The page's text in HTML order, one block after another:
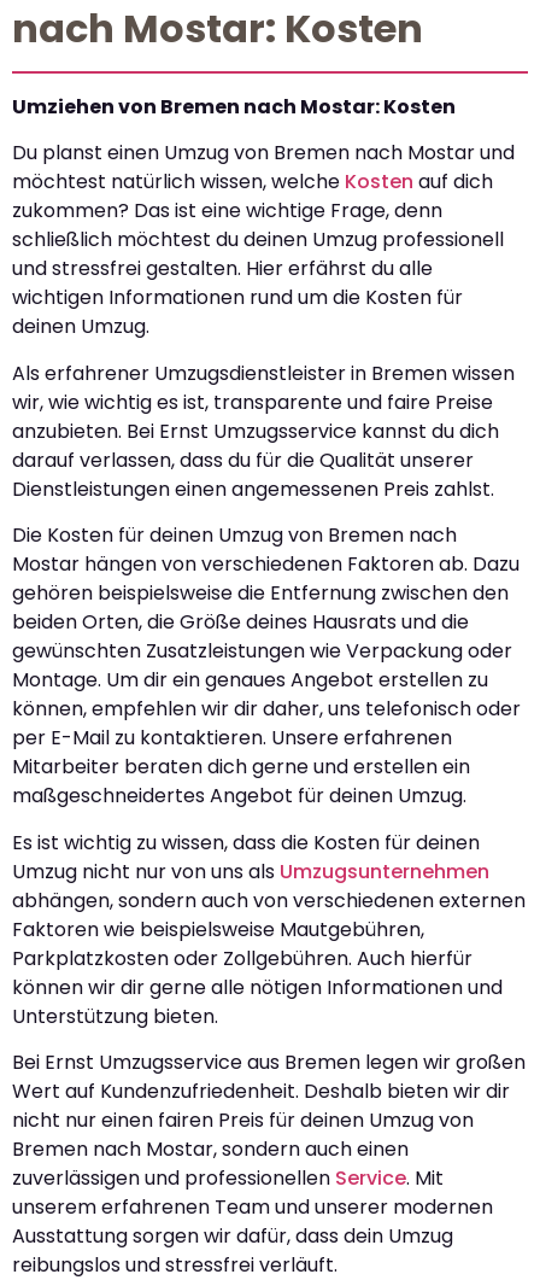
nach Mostar: Kosten
Umziehen von Bremen nach Mostar: Kosten
Du planst einen Umzug von Bremen nach Mostar und
möchtest natürlich wissen, welche Kosten auf dich
zukommen? Das ist eine wichtige Frage, denn
schließlich möchtest du deinen Umzug professionell
und stressfrei gestalten. Hier erfährst du alle
wichtigen Informationen rund um die Kosten für
deinen Umzug.
Als erfahrener Umzugsdienstleister in Bremen wissen
wir, wie wichtig es ist, transparente und faire Preise
anzubieten. Bei Ernst Umzugsservice kannst du dich
darauf verlassen, dass du für die Qualität unserer
Dienstleistungen einen angemessenen Preis zahlst.
Die Kosten für deinen Umzug von Bremen nach
Mostar hängen von verschiedenen Faktoren ab. Dazu
gehören beispielsweise die Entfernung zwischen den
beiden Orten, die Größe deines Hausrats und die
gewünschten Zusatzleistungen wie Verpackung oder
Montage. Um dir ein genaues Angebot erstellen zu
können, empfehlen wir dir daher, uns telefonisch oder
per E-Mail zu kontaktieren. Unsere erfahrenen
Mitarbeiter beraten dich gerne und erstellen ein
maßgeschneidertes Angebot für deinen Umzug.
Es ist wichtig zu wissen, dass die Kosten für deinen
Umzug nicht nur von uns als Umzugsunternehmen
abhängen, sondern auch von verschiedenen externen
Faktoren wie beispielsweise Mautgebühren,
Parkplatzkosten oder Zollgebühren. Auch hierfür
können wir dir gerne alle nötigen Informationen und
Unterstützung bieten.
Bei Ernst Umzugsservice aus Bremen legen wir großen
Wert auf Kundenzufriedenheit. Deshalb bieten wir dir
nicht nur einen fairen Preis für deinen Umzug von
Bremen nach Mostar, sondern auch einen
zuverlässigen und professionellen Service. Mit
unserem erfahrenen Team und unserer modernen
Ausstattung sorgen wir dafür, dass dein Umzug
reibungslos und stressfrei verläuft.